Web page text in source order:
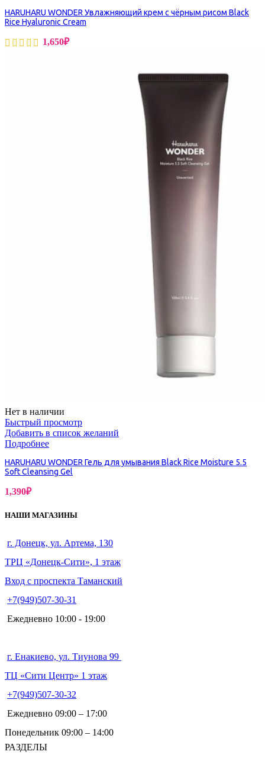
HARUHARU WONDER Увлажняющий крем с чёрным рисом Black
Rice Hyaluronic Cream
1,650₽
Нет в наличии
Быстрый просмотр
Добавить в список желаний
Подробнее
HARUHARU WONDER Гель для умывания Black Rice Moisture 5.5
Soft Cleansing Gel
1,390₽
НАШИ МАГАЗИНЫ
г. Донецк, ул. Артема, 130
ТРЦ «Донецк-Сити», 1 этаж
Вход с проспекта Таманский
+7(949)507-30-31
Ежедневно 10:00 - 19:00
г. Енакиево, ул. Тиунова 99
ТЦ «Сити Центр» 1 этаж
+7(949)507-30-32
Ежедневно 09:00 – 17:00
Понедельник 09:00 – 14:00
РАЗДЕЛЫ